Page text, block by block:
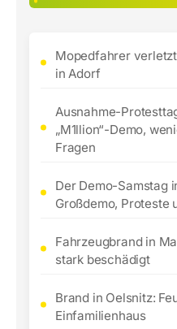
Mopedfahrer
in Adorf
Ausnahme-
„M1llion“-Demo,
Fragen
Der Demo-Samstag
Großdemo, Proteste
Fahrzeugbrand in
stark beschädigt
Brand in Oelsnitz:
Einfamilienhaus